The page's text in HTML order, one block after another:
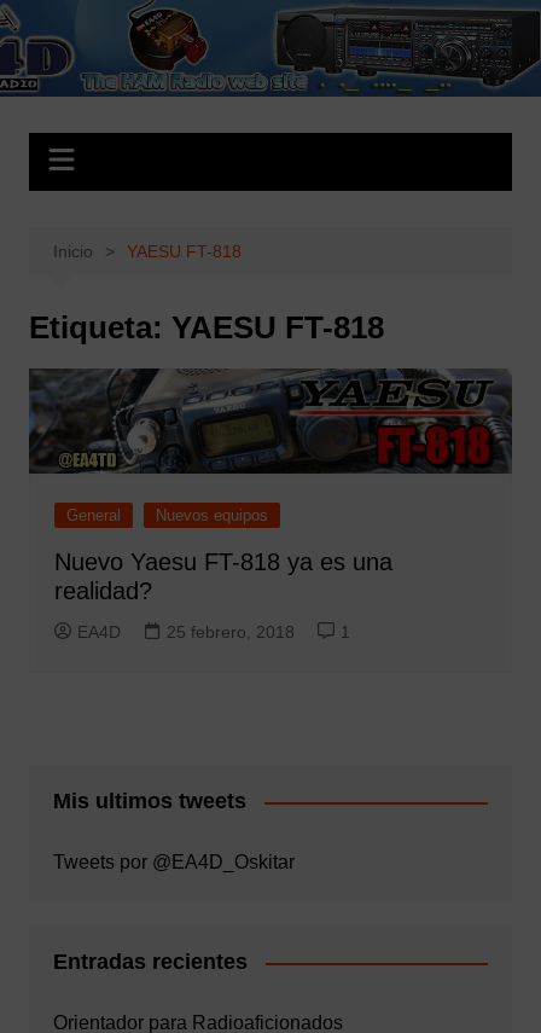
Saltar
al
contenido
EA4D.es
The HAM Radio Web Site
Inicio YAESU FT-818
Etiqueta: YAESU FT-818
General Nuevos equipos
Nuevo Yaesu FT-818 ya es una
realidad?
EA4D 25 febrero, 2018 1
Mis ultimos tweets
Tweets por @EA4D_Oskitar
Entradas recientes
Orientador para Radioaficionados